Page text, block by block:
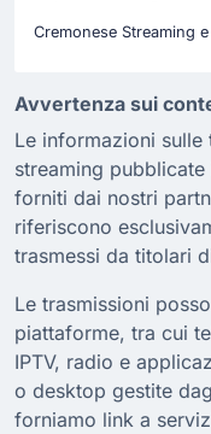
Cremonese Streaming
Avvertenza sui
Le informazioni sulle
streaming
forniti dai nostri
riferiscono
trasmessi da titolari
Le trasmissioni
piattaforme, tra cui
IPTV, radio e
o desktop gestite
forniamo link a